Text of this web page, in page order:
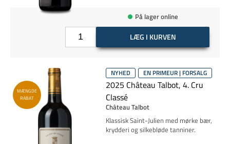
På lager online
LÆG I KURVEN
MÆNGDE
RABAT
NYHED EN PRIMEUR | FORSALG
2025 Château Talbot, 4. Cru
Classé
Château Talbot
Klassisk Saint-Julien med mørke bær,
krydderi og silkebløde tanniner.